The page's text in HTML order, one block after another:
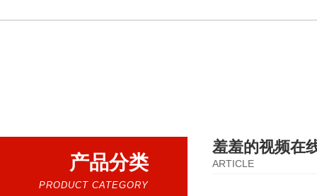
产品分类
PRODUCT CATEGORY
羞羞的视频在
ARTICLE